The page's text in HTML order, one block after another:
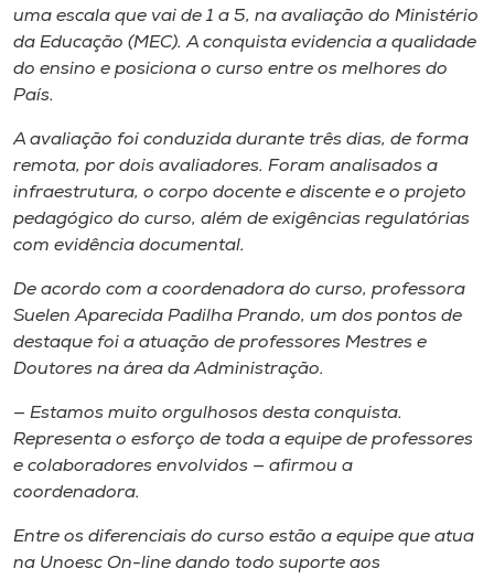
Rádio
Museu
Unoesc
Store
Selecione
o idioma
A+
A-
uma escala que vai de 1 a 5, na avaliação do Ministério
da Educação (MEC). A conquista evidencia a qualidade
do ensino e posiciona o curso entre os melhores do
País.
A avaliação foi conduzida durante três dias, de forma
remota, por dois avaliadores. Foram analisados a
infraestrutura, o corpo docente e discente e o projeto
pedagógico do curso, além de exigências regulatórias
com evidência documental.
De acordo com a coordenadora do curso, professora
Suelen Aparecida Padilha Prando, um dos pontos de
destaque foi a atuação de professores Mestres e
Doutores na área da Administração.
— Estamos muito orgulhosos desta conquista.
Representa o esforço de toda a equipe de professores
e colaboradores envolvidos — afirmou a
coordenadora.
Entre os diferenciais do curso estão a equipe que atua
na Unoesc On-line dando todo suporte aos